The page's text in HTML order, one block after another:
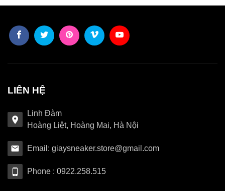
LIÊN HỆ
Linh Đàm
Hoàng Liệt, Hoàng Mai, Hà Nội
Email: giaysneaker.store@gmail.com
Phone : 0922.258.515